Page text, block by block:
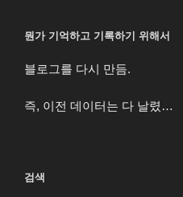
뭔가 기억하고 기록하기 위해서
블로그를 다시 만듬.
즉, 이전 데이터는 다 날렸…
검색